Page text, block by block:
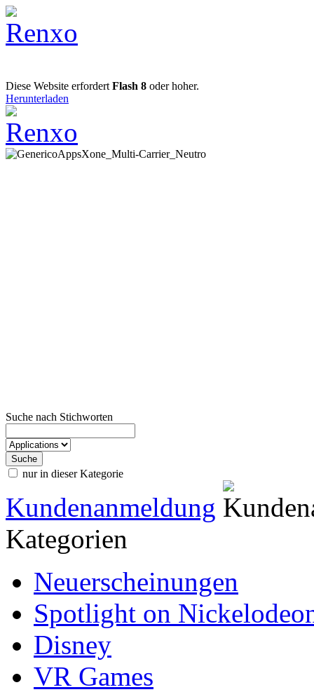
Diese Website erfordert Flash 8 oder hoher.
Herunterladen
Suche nach Stichworten
nur in dieser Kategorie
Kundenanmeldung
Kategorien
Neuerscheinungen
Spotlight on
Disney
VR Games